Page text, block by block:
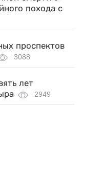
похода с
проспектов
3088
лет
2949